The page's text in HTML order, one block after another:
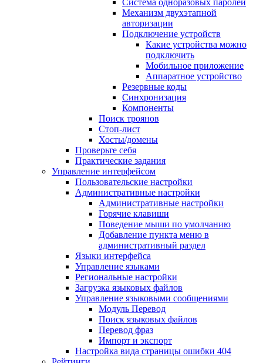
Система одноразовых паролей
Механизм двухэтапной
авторизации
Подключение устройств
Какие устройства можно
подключить
Мобильное приложение
Аппаратное устройство
Резервные коды
Синхронизация
Компоненты
Поиск троянов
Стоп-лист
Хосты/домены
Проверьте себя
Практические задания
Управление интерфейсом
Пользовательские настройки
Административные настройки
Административные настройки
Горячие клавиши
Поведение мыши по умолчанию
Добавление пункта меню в
административный раздел
Языки интерфейса
Управление языками
Региональные настройки
Загрузка языковых файлов
Управление языковыми сообщениями
Mодуль Перевод
Поиск языковых файлов
Перевод фраз
Импорт и экспорт
Настройка вида страницы ошибки 404